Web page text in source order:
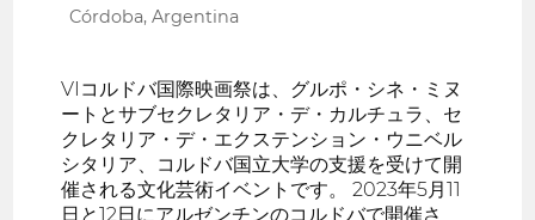
Córdoba, Argentina
VIコルドバ国際映画祭は、グルポ・シネ・ミヌ
ートとサブセクレタリア・デ・カルチュラ、セ
クレタリア・デ・エクステンション・ウニベル
シタリア、コルドバ国立大学の支援を受けて開
催される文化芸術イベントです。 2023年5月11
日と12日にアルゼンチンのコルドバで開催さ